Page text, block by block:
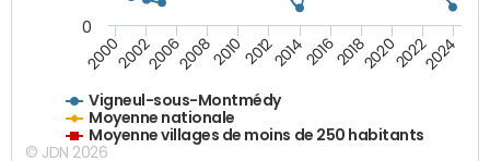
Vigneul-sous-Montmédy
Moyenne nationale
Moyenne villages de moins de 250 habitants
200020022006200820102012201420162018202020222024
0
© JDN 2026